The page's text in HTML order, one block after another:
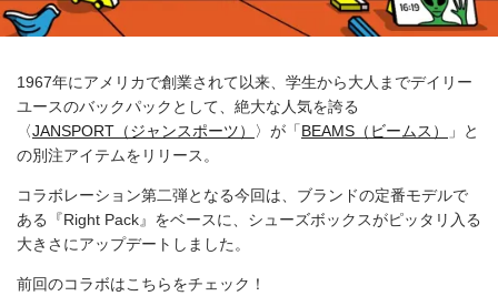
1967年にアメリカで創業されて以来、学生から大人までデイリー
ユースのバックパックとして、絶大な人気を誇る
〈JANSPORT（ジャンスポーツ） 〉が「BEAMS（ビームス）
」と
の別注アイテムをリリース。
コラボレーション第二弾となる今回は、ブランドの定番モデルで
ある『Right Pack』をベースに、シューズボックスがピッタリ入る
大きさにアップデートしました。
前回のコラボはこちらをチェック！